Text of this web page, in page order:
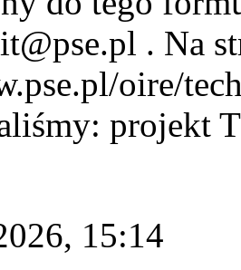
. Na
oire/
projekt
15:14